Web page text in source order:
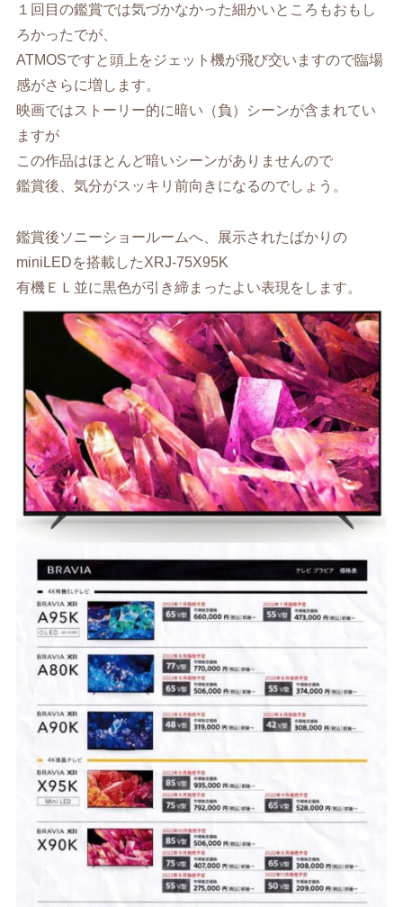
１回目の鑑賞では気づかなかった細かいところもおもし
ろかったでが、
ATMOSですと頭上をジェット機が飛び交いますので臨場
感がさらに増します。
映画ではストーリー的に暗い（負）シーンが含まれてい
ますが
この作品はほとんど暗いシーンがありませんので
鑑賞後、気分がスッキリ前向きになるのでしょう。
鑑賞後ソニーショールームへ、展示されたばかりの
miniLEDを搭載したXRJ-75X95K
有機ＥＬ並に黒色が引き締まったよい表現をします。